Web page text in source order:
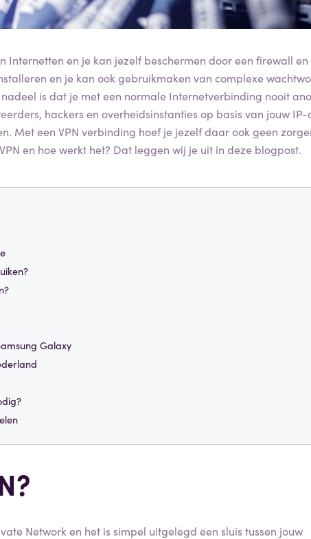
Internetten en je kan jezelf beschermen door een firewall en
en je kan ook gebruikmaken van complexe
is dat je met een normale Internetverbinding nooit
hackers en overheidsinstanties op basis van jouw
Met een VPN verbinding hoef je jezelf daar ook geen
en hoe werkt het? Dat leggen wij je uit in deze blogpost.
Galaxy
Network en het is simpel uitgelegd een sluis tussen jouw